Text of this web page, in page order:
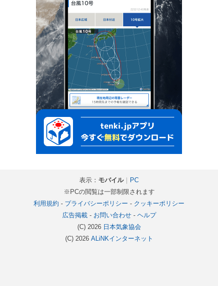
表示： モバイル｜
PC
※PCの閲覧は一部制限されます
利用規約 - プライバシーポリシー - クッキーポリシー
広告掲載- お問い合わせ- ヘルプ
(C) 2026 日本気象協会
(C) 2026 ALiNKインターネット